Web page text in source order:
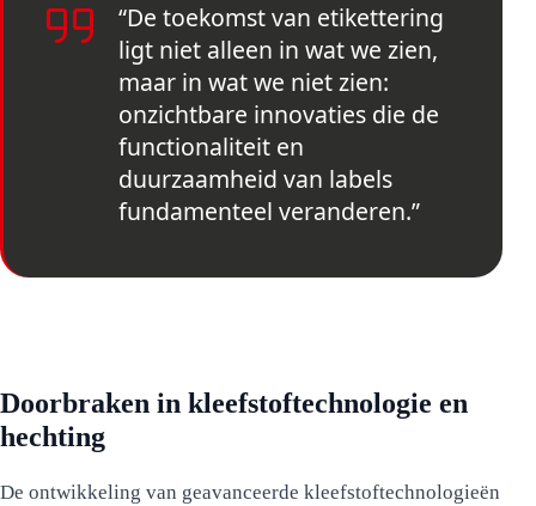
“De toekomst van etikettering
ligt niet alleen in wat we zien,
maar in wat we niet zien:
onzichtbare innovaties die de
functionaliteit en
duurzaamheid van labels
fundamenteel veranderen.”
Doorbraken in kleefstoftechnologie en
hechting
De ontwikkeling van geavanceerde kleefstoftechnologieën